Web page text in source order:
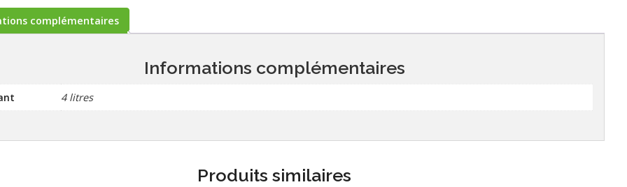
complémentaires
Informations complémentaires
4 litres
Produits similaires